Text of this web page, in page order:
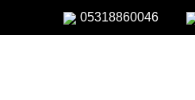
05318860046